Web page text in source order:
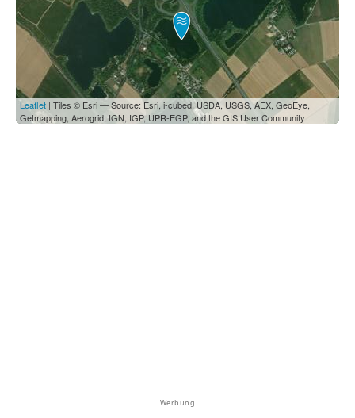
Leaflet | Tiles © Esri — Source: Esri, i-cubed, USDA, USGS, AEX, GeoEye,
Getmapping, Aerogrid, IGN, IGP, UPR-EGP, and the GIS User Community
Werbung